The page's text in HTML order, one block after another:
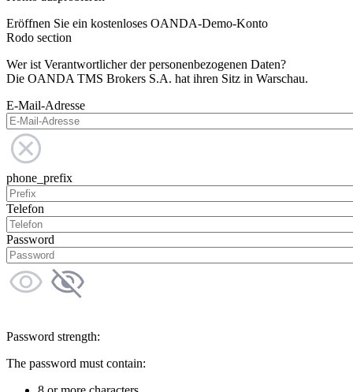
Eröffnen Sie ein kostenloses OANDA-Demo-Konto
Rodo section
Wer ist Verantwortlicher der personenbezogenen Daten?
Die OANDA TMS Brokers S.A. hat ihren Sitz in Warschau.
E-Mail-Adresse
phone_prefix
Telefon
Password
Password strength:
The password must contain: